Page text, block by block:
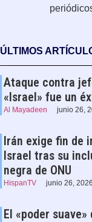
ÚLTIMOS
Ataque contra
«Israel» fue un
Al Mayadeen junio 26,
Irán exige fin de
Israel tras su
negra de ONU
HispanTV junio 26,
El «poder